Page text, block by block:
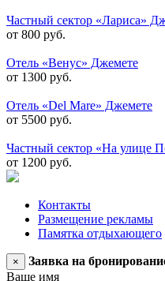
Частный сектор «Лариса»
от 800 руб.
Отель «Венус» Джемете
от 1300 руб.
Отель «Del Mare» Джемете
от 5500 руб.
Частный сектор «На улице
от 1200 руб.
Контакты
Размещение рекламы
Памятка отдыхающего
×
Заявка на
Ваше имя